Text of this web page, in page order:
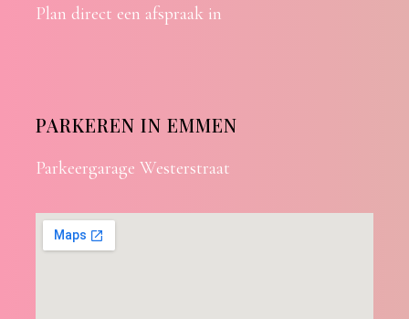
Plan direct een afspraak in
PARKEREN IN EMMEN
Parkeergarage Westerstraat